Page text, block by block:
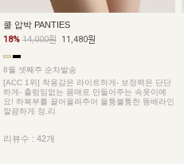
쿨 압박 PANTIES
18% 14,000원 11,480원
8월 셋째주 순차발송
[ACC 1위] 착용감은 라이트하게- 보정력은 단단
하게- 출렁임없는 몸매로 만들어주는 속옷이예
요! 하복부를 끌어올려주어 울퉁불퉁한 똥배라인
깔끔하게 정.리
리뷰수 : 42개